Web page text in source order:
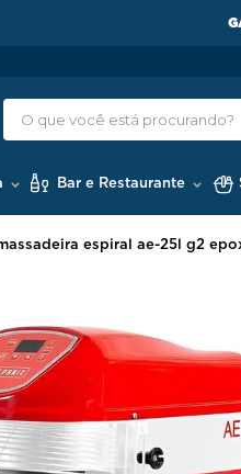
Bar e Restaurante
espiral ae-25l g2